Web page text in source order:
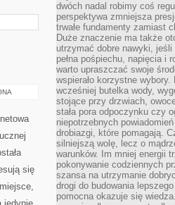
się
dwóch nadal robimy coś
perspektywa zmniejsza
trwałe fundamenty zamiast
Duże znaczenie ma także
utrzymać dobre nawyki,
pełna pośpiechu, napięcia i
warto upraszczać swoje
wspierało korzystne wybory.
wcześniej butelka wody,
stojące przy drzwiach,
stała pora odpoczynku czy
niepotrzebnych
drobiazgi, które pomagają.
silniejszą wolę, lecz o
warunków. Im mniej energii
pokonywanie codziennych
szansa na utrzymanie
drogi do budowania
pomocna okazuje się